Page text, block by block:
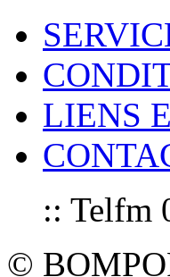
LIENS
:: Telfm
©